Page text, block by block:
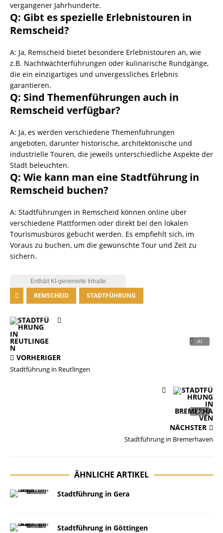
vergangener Jahrhunderte.
Q: Gibt es spezielle Erlebnistouren in
Remscheid?
A: Ja, Remscheid bietet besondere Erlebnistouren an, wie
z.B. Nachtwächterführungen oder kulinarische Rundgänge,
die ein einzigartiges und unvergessliches Erlebnis
garantieren.
Q: Sind Themenführungen auch in
Remscheid verfügbar?
A: Ja, es werden verschiedene Themenführungen
angeboten, darunter historische, architektonische und
industrielle Touren, die jeweils unterschiedliche Aspekte der
Stadt beleuchten.
Q: Wie kann man eine Stadtführung in
Remscheid buchen?
A: Stadtführungen in Remscheid können online über
verschiedene Plattformen oder direkt bei den lokalen
Tourismusbüros gebucht werden. Es empfiehlt sich, im
Voraus zu buchen, um die gewünschte Tour und Zeit zu
sichern.
REMSCHEID STADTFÜHRUNG
VORHERIGER
Stadtführung in Reutlingen
NÄCHSTER
Stadtführung in Bremerhaven
ÄHNLICHE ARTIKEL
Stadtführung in Gera​
Stadtführung in Göttingen